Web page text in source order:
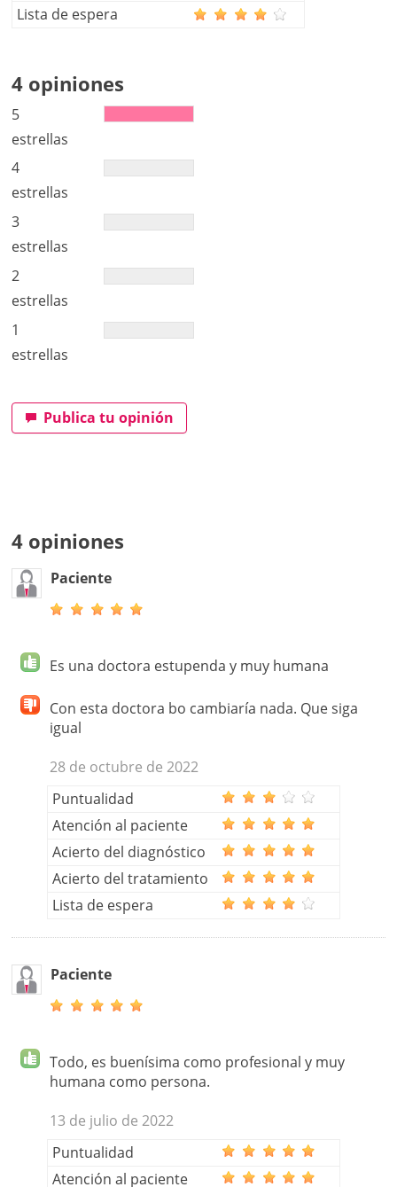
Lista de espera
4 opiniones
5
estrellas
4
estrellas
3
estrellas
2
estrellas
1
estrellas
Publica tu opinión
4 opiniones
Paciente
Es una doctora estupenda y muy humana
Con esta doctora bo cambiaría nada. Que siga
igual
28 de octubre de 2022
Puntualidad
Atención al paciente
Acierto del diagnóstico
Acierto del tratamiento
Lista de espera
Paciente
Todo, es buenísima como profesional y muy
humana como persona.
13 de julio de 2022
Puntualidad
Atención al paciente